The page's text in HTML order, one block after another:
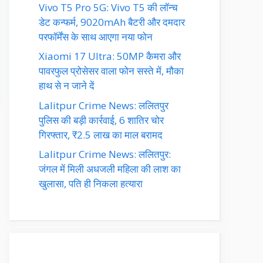
Vivo T5 Pro 5G: Vivo T5 की लॉन्च
डेट कन्फर्म, 9020mAh बैटरी और दमदार
परफॉर्मेंस के साथ आएगा नया फोन
Xiaomi 17 Ultra: 50MP कैमरा और
पावरफुल प्रोसेसर वाला फोन सस्ते में, मौका
हाथ से न जाने दें
Lalitpur Crime News: ललितपुर
पुलिस की बड़ी कार्रवाई, 6 शातिर चोर
गिरफ्तार, ₹2.5 लाख का माल बरामद
Lalitpur Crime News: ललितपुर:
जंगल में मिली अधजली महिला की लाश का
खुलासा, पति ही निकला हत्यारा